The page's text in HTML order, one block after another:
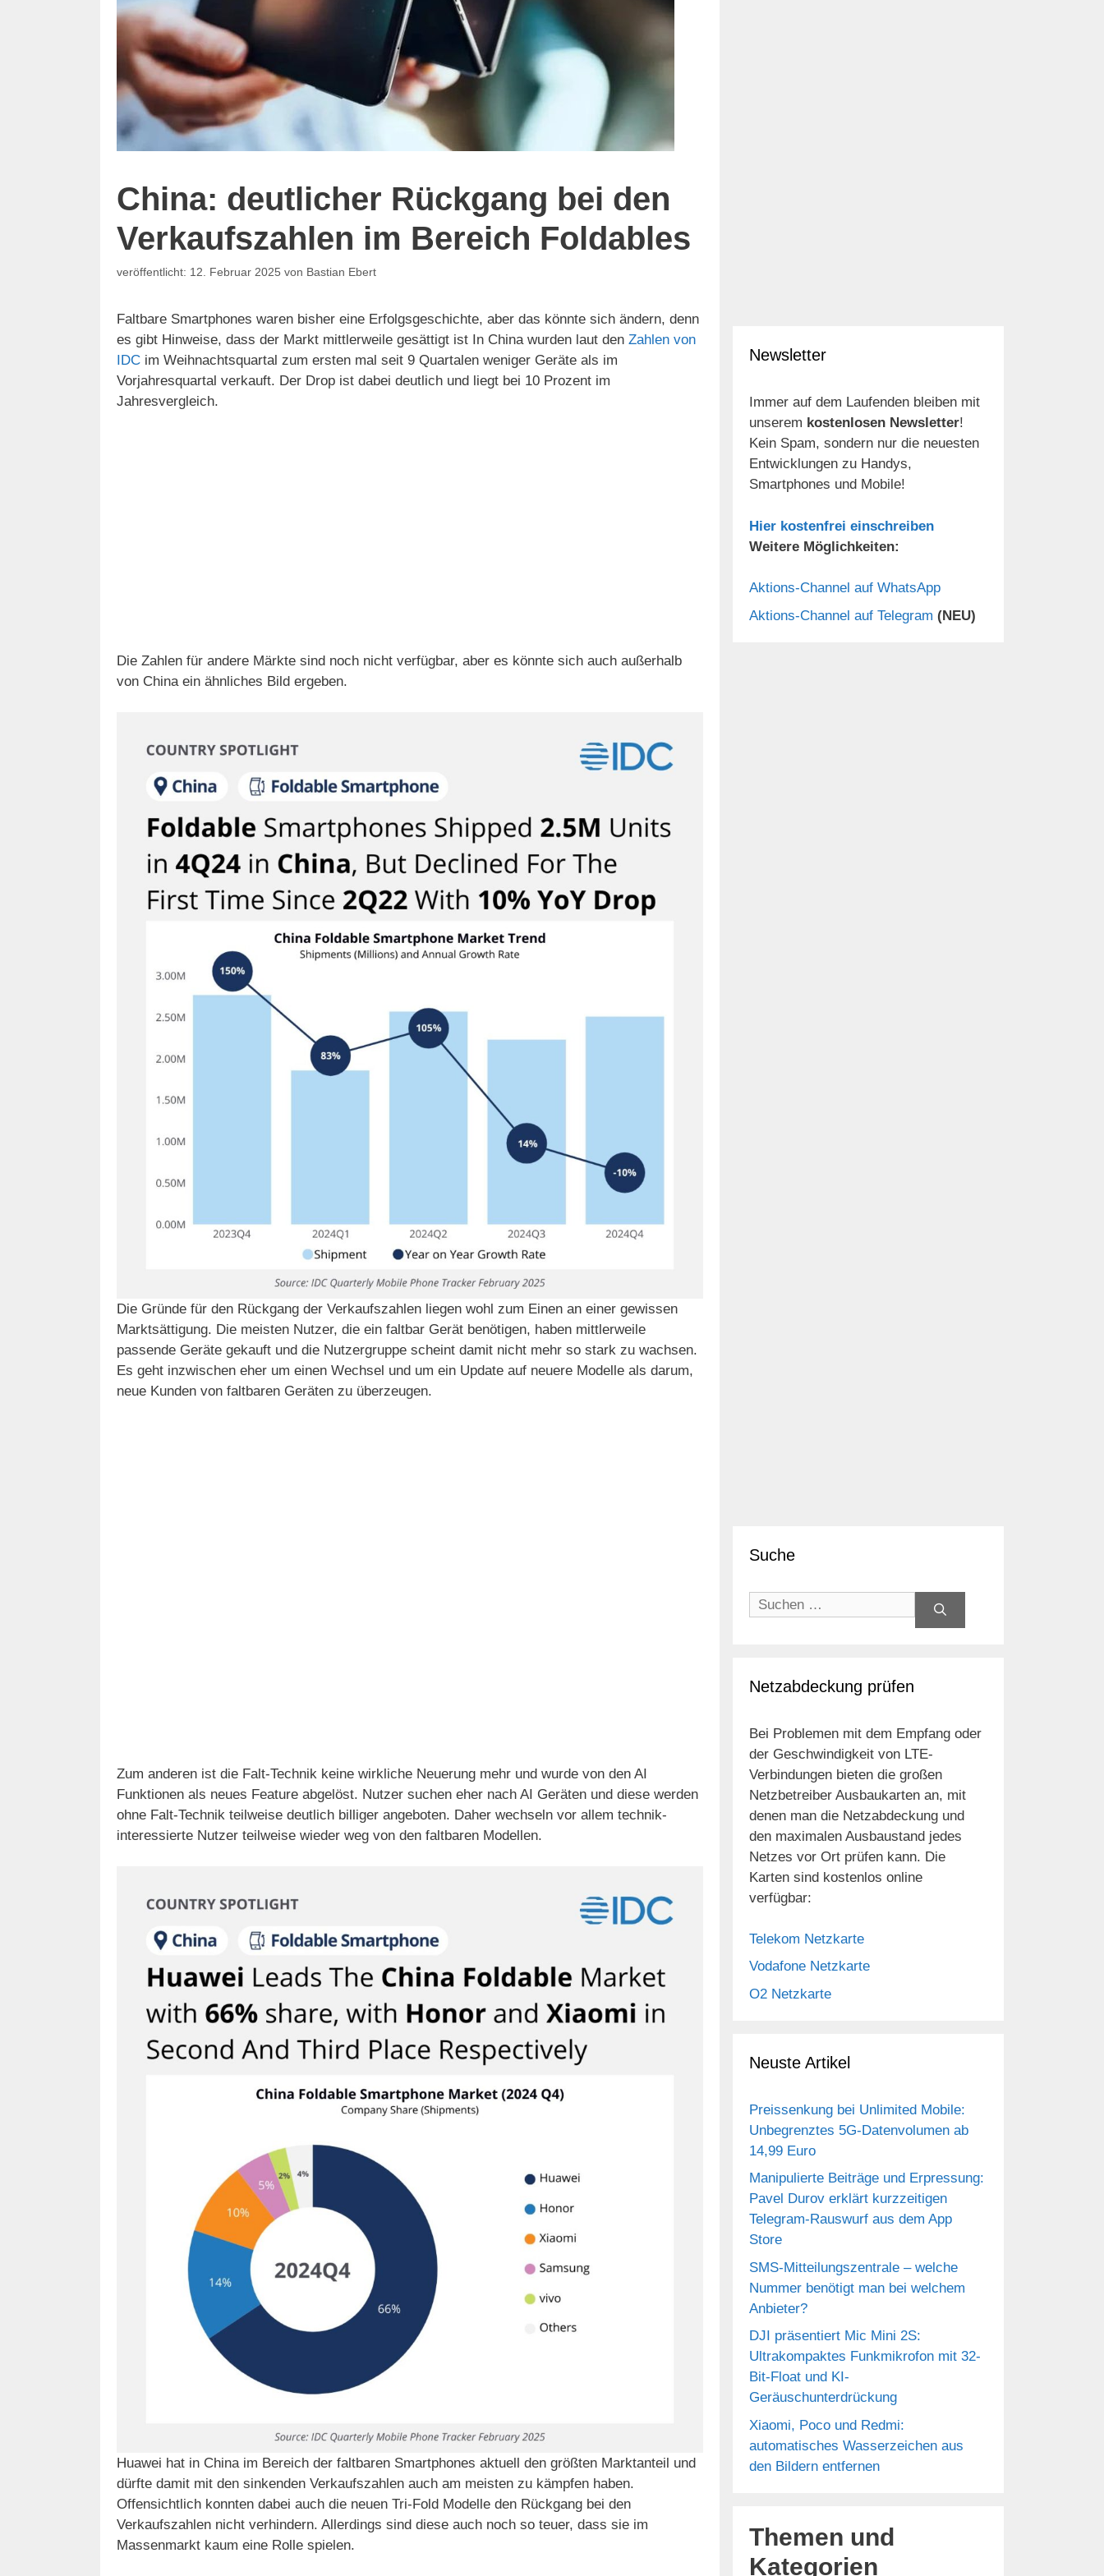
China: deutlicher Rückgang bei den
Verkaufszahlen im Bereich Foldables
12. Februar 2025 von Bastian Ebert
Faltbare Smartphones waren bisher eine Erfolgsgeschichte, aber das könnte sich ändern, denn
es gibt Hinweise, dass der Markt mittlerweile gesättigt ist In China wurden laut den Zahlen von
IDC im Weihnachtsquartal zum ersten mal seit 9 Quartalen weniger Geräte als im
Vorjahresquartal verkauft. Der Drop ist dabei deutlich und liegt bei 10 Prozent im
Jahresvergleich.
Die Zahlen für andere Märkte sind noch nicht verfügbar, aber es könnte sich auch außerhalb
von China ein ähnliches Bild ergeben.
Die Gründe für den Rückgang der Verkaufszahlen liegen wohl zum Einen an einer gewissen
Marktsättigung. Die meisten Nutzer, die ein faltbar Gerät benötigen, haben mittlerweile
passende Geräte gekauft und die Nutzergruppe scheint damit nicht mehr so stark zu wachsen.
Es geht inzwischen eher um einen Wechsel und um ein Update auf neuere Modelle als darum,
neue Kunden von faltbaren Geräten zu überzeugen.
Zum anderen ist die Falt-Technik keine wirkliche Neuerung mehr und wurde von den AI
Funktionen als neues Feature abgelöst. Nutzer suchen eher nach AI Geräten und diese werden
ohne Falt-Technik teilweise deutlich billiger angeboten. Daher wechseln vor allem technik-
interessierte Nutzer teilweise wieder weg von den faltbaren Modellen.
Huawei hat in China im Bereich der faltbaren Smartphones aktuell den größten Marktanteil und
dürfte damit mit den sinkenden Verkaufszahlen auch am meisten zu kämpfen haben.
Offensichtlich konnten dabei auch die neuen Tri-Fold Modelle den Rückgang bei den
Verkaufszahlen nicht verhindern. Allerdings sind diese auch noch so teuer, dass sie im
Massenmarkt kaum eine Rolle spielen.
Newsletter
Immer auf dem Laufenden bleiben mit
unserem kostenlosen Newsletter!
Kein Spam, sondern nur die neuesten
Entwicklungen zu Handys,
Smartphones und Mobile!
Hier kostenfrei einschreiben
Weitere Möglichkeiten:
Aktions-Channel auf WhatsApp
Aktions-Channel auf Telegram (NEU)
Suche
Suchen
nach:
Netzabdeckung prüfen
Bei Problemen mit dem Empfang oder
der Geschwindigkeit von LTE-
Verbindungen bieten die großen
Netzbetreiber Ausbaukarten an, mit
denen man die Netzabdeckung und
den maximalen Ausbaustand jedes
Netzes vor Ort prüfen kann. Die
Karten sind kostenlos online
verfügbar:
Telekom Netzkarte
Vodafone Netzkarte
O2 Netzkarte
Neuste Artikel
Preissenkung bei Unlimited Mobile:
Unbegrenztes 5G-Datenvolumen ab
14,99 Euro
Manipulierte Beiträge und Erpressung:
Pavel Durov erklärt kurzzeitigen
Telegram-Rauswurf aus dem App
Store
SMS-Mitteilungszentrale – welche
Nummer benötigt man bei welchem
Anbieter?
DJI präsentiert Mic Mini 2S:
Ultrakompaktes Funkmikrofon mit 32-
Bit-Float und KI-
Geräuschunterdrückung
Xiaomi, Poco und Redmi:
automatisches Wasserzeichen aus
den Bildern entfernen
Themen und
Kategorien